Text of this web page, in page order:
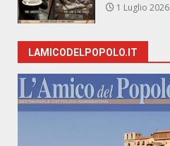
1 Luglio 2026
LAMICODELPOPOLO.IT